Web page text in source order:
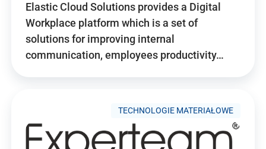
Elastic Cloud Solutions provides a Digital
Workplace platform which is a set of
solutions for improving internal
communication, employees productivity…
TECHNOLOGIE MATERIAŁOWE